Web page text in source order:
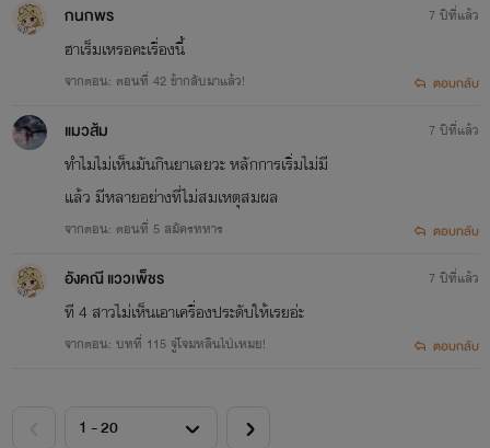
กนกพร
ฮาเร็มเหรอคะเรื่องนี้
จากตอน: ตอนที่ 42 ข้ากลับมาแล้ว!
7 ปีที่แล้ว
ตอบกลับ
แมวส้ม
ทำไมไม่เห็นมันกินยาเลยวะ หลักการเริ่มไม่มี
แล้ว มีหลายอย่างที่ไม่สมเหตุสมผล
จากตอน: ตอนที่ 5 สมัครทหาร
7 ปีที่แล้ว
ตอบกลับ
อังคณี แววเพ็ชร
ที 4 สาวไม่เห็นเอาเครื่องประดับให้เรยอ่ะ
จากตอน: บทที่ 115 จู่โจมหลินไป่เหมย!
7 ปีที่แล้ว
ตอบกลับ